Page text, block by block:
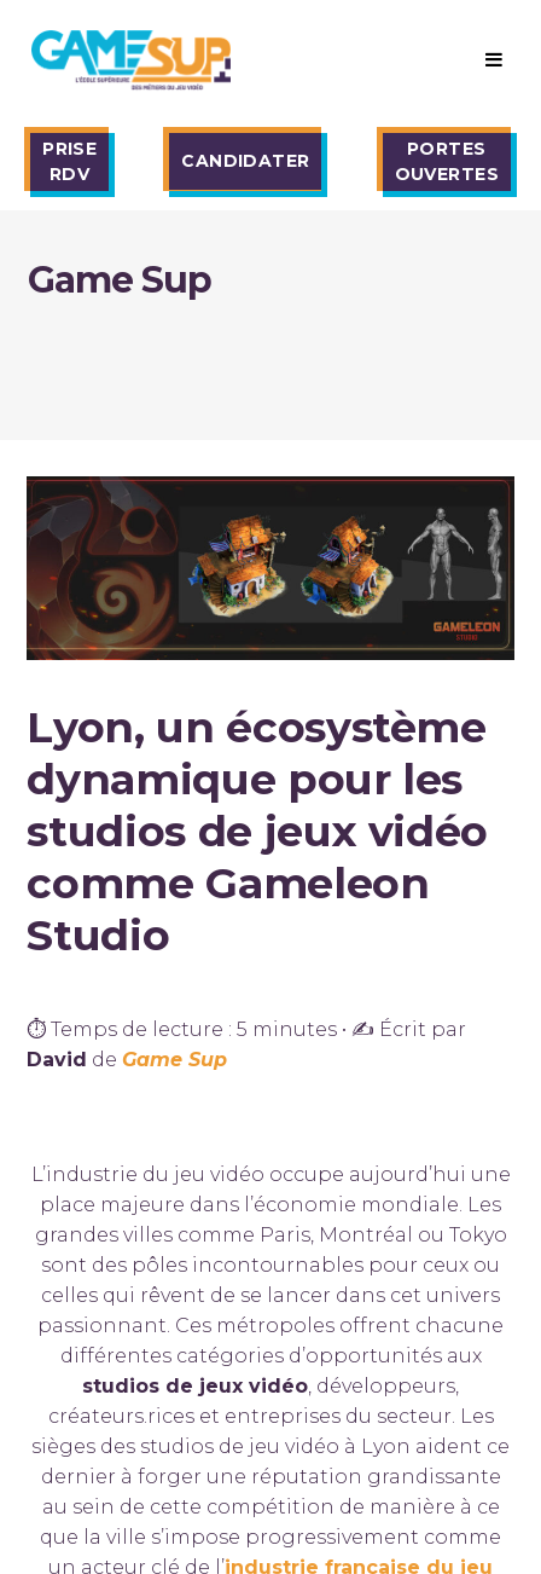
PRISE
RDV
CANDIDATER
PORTES
OUVERTES
Game Sup
Lyon, un écosystème
dynamique pour les
studios de jeux vidéo
comme Gameleon
Studio
⏱ Temps de lecture : 5 minutes • ✍ Écrit par
David deGame Sup
L’industrie du jeu vidéo occupe aujourd’hui une
place majeure dans l’économie mondiale. Les
grandes villes comme Paris, Montréal ou Tokyo
sont des pôles incontournables pour ceux ou
celles qui rêvent de se lancer dans cet univers
passionnant. Ces métropoles offrent chacune
différentes catégories d’opportunités aux
studios de jeux vidéo , développeurs,
créateurs.rices et entreprises du secteur. Les
sièges des studios de jeu vidéo à Lyon aident ce
dernier à forger une réputation grandissante
au sein de cette compétition de manière à ce
que la ville s’impose progressivement comme
un acteur clé de l’industrie française du jeu